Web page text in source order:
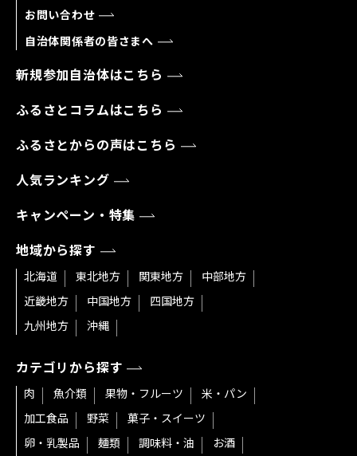
お問い合わせ
自治体関係者の皆さまへ
新規参加自治体はこちら
ふるさとコラムはこちら
ふるさとからの声はこちら
人気ランキング
キャンペーン・特集
地域から探す
北海道 東北地方 関東地方
中部地方
近畿地方
中国地方
四国地方
九州地方
沖縄
カテゴリから探す
肉 魚介類 果物・フルーツ
米・パン
加工食品
野菜
菓子・スイーツ
卵・乳製品
麺類 調味料・油
お酒